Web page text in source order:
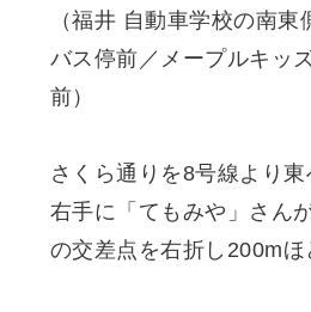
（福井 自動車学校の南東
バス停前／メープルキッ
前）
さくら通りを8号線より
右手に「てもみや」さん
の交差点を右折し200mほ